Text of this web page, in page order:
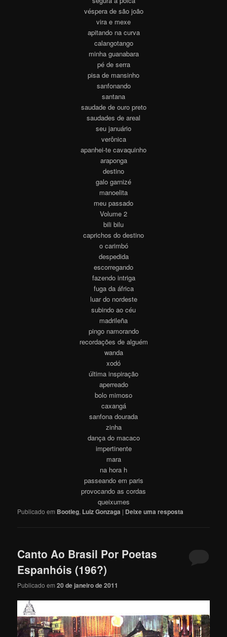
véspera de são joão
vira e mexe
apitando na curva
calangotango
minha guanabara
pé de serra
pisa de mansinho
sanfonando
santana
saudade de ouro preto
saudades de areal
seu januário
verônica
apanhei-te cavaquinho
araponga
destino
galo garnizé
manoelita
meu passado
Volume 2
bili bilu
caprichos do destino
o carimbó
despedida
escorregando
fazendo intriga
fuga da áfrica
luar do nordeste
subindo ao céu
madrileña
pingo namorando
recordações de alguém
wanda
xodó
última inspiração
aperreado
bolo mimoso
caxangá
sanfona dourada
zinha
dança do macaco
impertinente
mara
na hora h
passeando em paris
provocando as cordas
queixumes
Publicado em Bootleg, Luiz Gonzaga | Deixe uma resposta
Canto Ao Brasil Por Poetas
Espanhóis (196?)
Publicado em20 de janeiro de 2011